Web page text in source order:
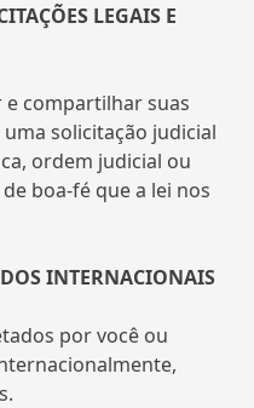
LEGAIS E
e compartilhar suas
solicitação judicial
ordem judicial ou
boa-fé que a lei nos
INTERNACIONAIS
por você ou